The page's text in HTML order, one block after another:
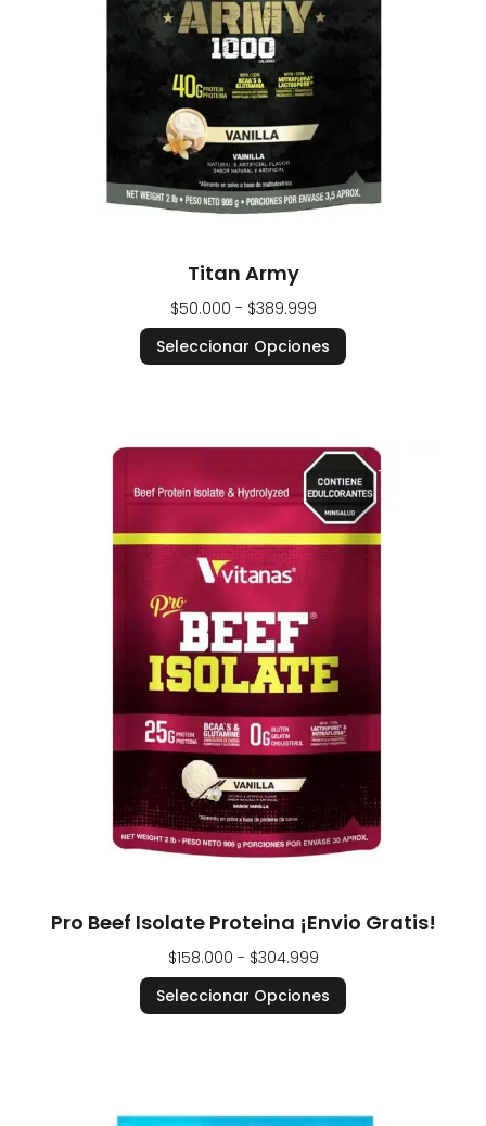
Titan Army
$50.000 - $389.999
Seleccionar Opciones
Pro Beef Isolate Proteina ¡Envio Gratis!
$158.000 - $304.999
Seleccionar Opciones